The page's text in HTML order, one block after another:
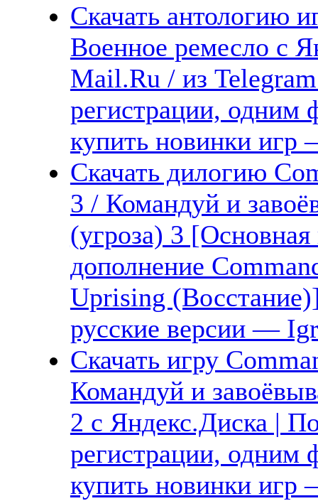
Скачать антологию
Военное ремесло с
Mail.Ru / из
регистрации, одним
купить новинки
Скачать дилогию
3 / Командуй и
(угроза) 3 [Основная
дополнение
Uprising
русские версии —
Скачать игру
Командуй и
2 с Яндекс.Диска |
регистрации, одним
купить новинки